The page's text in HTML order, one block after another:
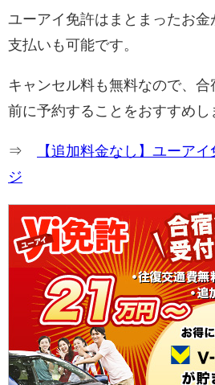
ユーアイ免許はまとまったお
支払いも可能です。
キャンセル料も無料なので、合
前に予約することをおすすめし
⇒
【追加料金なし】ユーア
ジ